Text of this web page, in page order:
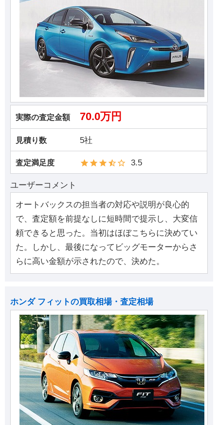
実際の査定金額 70.0万円
見積り数 5社
査定満足度 3.5
ユーザーコメント
オートバックスの担当者の対応や説明が良心的
で、査定額を前提なしに短時間で提示し、大変信
頼できると思った。当初はほぼこちらに決めてい
た。しかし、最後になってビッグモーターからさ
らに高い金額が示されたので、決めた。
ホンダ フィットの買取相場・査定相場